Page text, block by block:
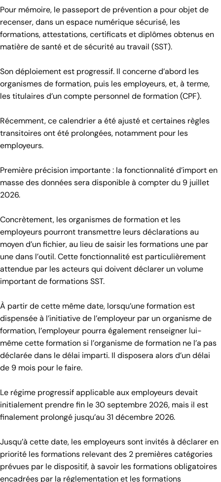
Pour mémoire, le passeport de prévention a pour objet de
recenser, dans un espace numérique sécurisé, les
formations, attestations, certificats et diplômes obtenus en
matière de santé et de sécurité au travail (SST).
Son déploiement est progressif. Il concerne d’abord les
organismes de formation, puis les employeurs, et, à terme,
les titulaires d’un compte personnel de formation (CPF).
Récemment, ce calendrier a été ajusté et certaines règles
transitoires ont été prolongées, notamment pour les
employeurs.
Première précision importante : la fonctionnalité d’import en
masse des données sera disponible à compter du 9 juillet
2026.
Concrètement, les organismes de formation et les
employeurs pourront transmettre leurs déclarations au
moyen d’un fichier, au lieu de saisir les formations une par
une dans l’outil. Cette fonctionnalité est particulièrement
attendue par les acteurs qui doivent déclarer un volume
important de formations SST.
À partir de cette même date, lorsqu’une formation est
dispensée à l’initiative de l’employeur par un organisme de
formation, l’employeur pourra également renseigner lui-
même cette formation si l’organisme de formation ne l’a pas
déclarée dans le délai imparti. Il disposera alors d’un délai
de 9 mois pour le faire.
Le régime progressif applicable aux employeurs devait
initialement prendre fin le 30 septembre 2026, mais il est
finalement prolongé jusqu’au 31 décembre 2026.
Jusqu’à cette date, les employeurs sont invités à déclarer en
priorité les formations relevant des 2 premières catégories
prévues par le dispositif, à savoir les formations obligatoires
encadrées par la réglementation et les formations